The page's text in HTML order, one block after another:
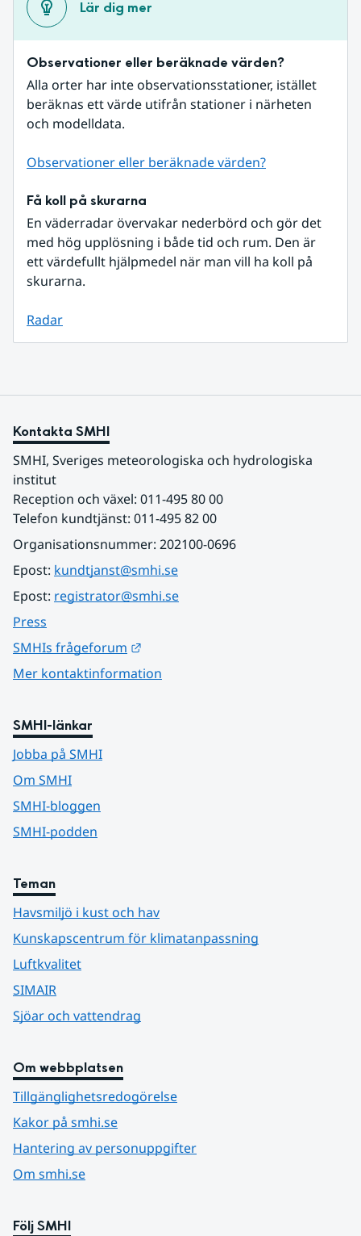
Lär dig mer
Observationer eller beräknade värden?
Alla orter har inte observationsstationer, istället
beräknas ett värde utifrån stationer i närheten
och modelldata.
Observationer eller beräknade värden?
Få koll på skurarna
En väderradar övervakar nederbörd och gör det
med hög upplösning i både tid och rum. Den är
ett värdefullt hjälpmedel när man vill ha koll på
skurarna.
Radar
Kontakta SMHI
SMHI, Sveriges meteorologiska och hydrologiska
institut
Reception och växel: 011-495 80 00
Telefon kundtjänst: 011-495 82 00
Organisationsnummer: 202100-0696
Epost: kundtjanst@smhi.se
Epost: registrator@smhi.se
Press
SMHIs frågeforum
Mer kontaktinformation
SMHI-länkar
Jobba på SMHI
Om SMHI
SMHI-bloggen
SMHI-podden
Teman
Havsmiljö i kust och hav
Kunskapscentrum för klimatanpassning
Luftkvalitet
SIMAIR
Sjöar och vattendrag
Om webbplatsen
Tillgänglighetsredogörelse
Kakor på smhi.se
Hantering av personuppgifter
Om smhi.se
Följ SMHI